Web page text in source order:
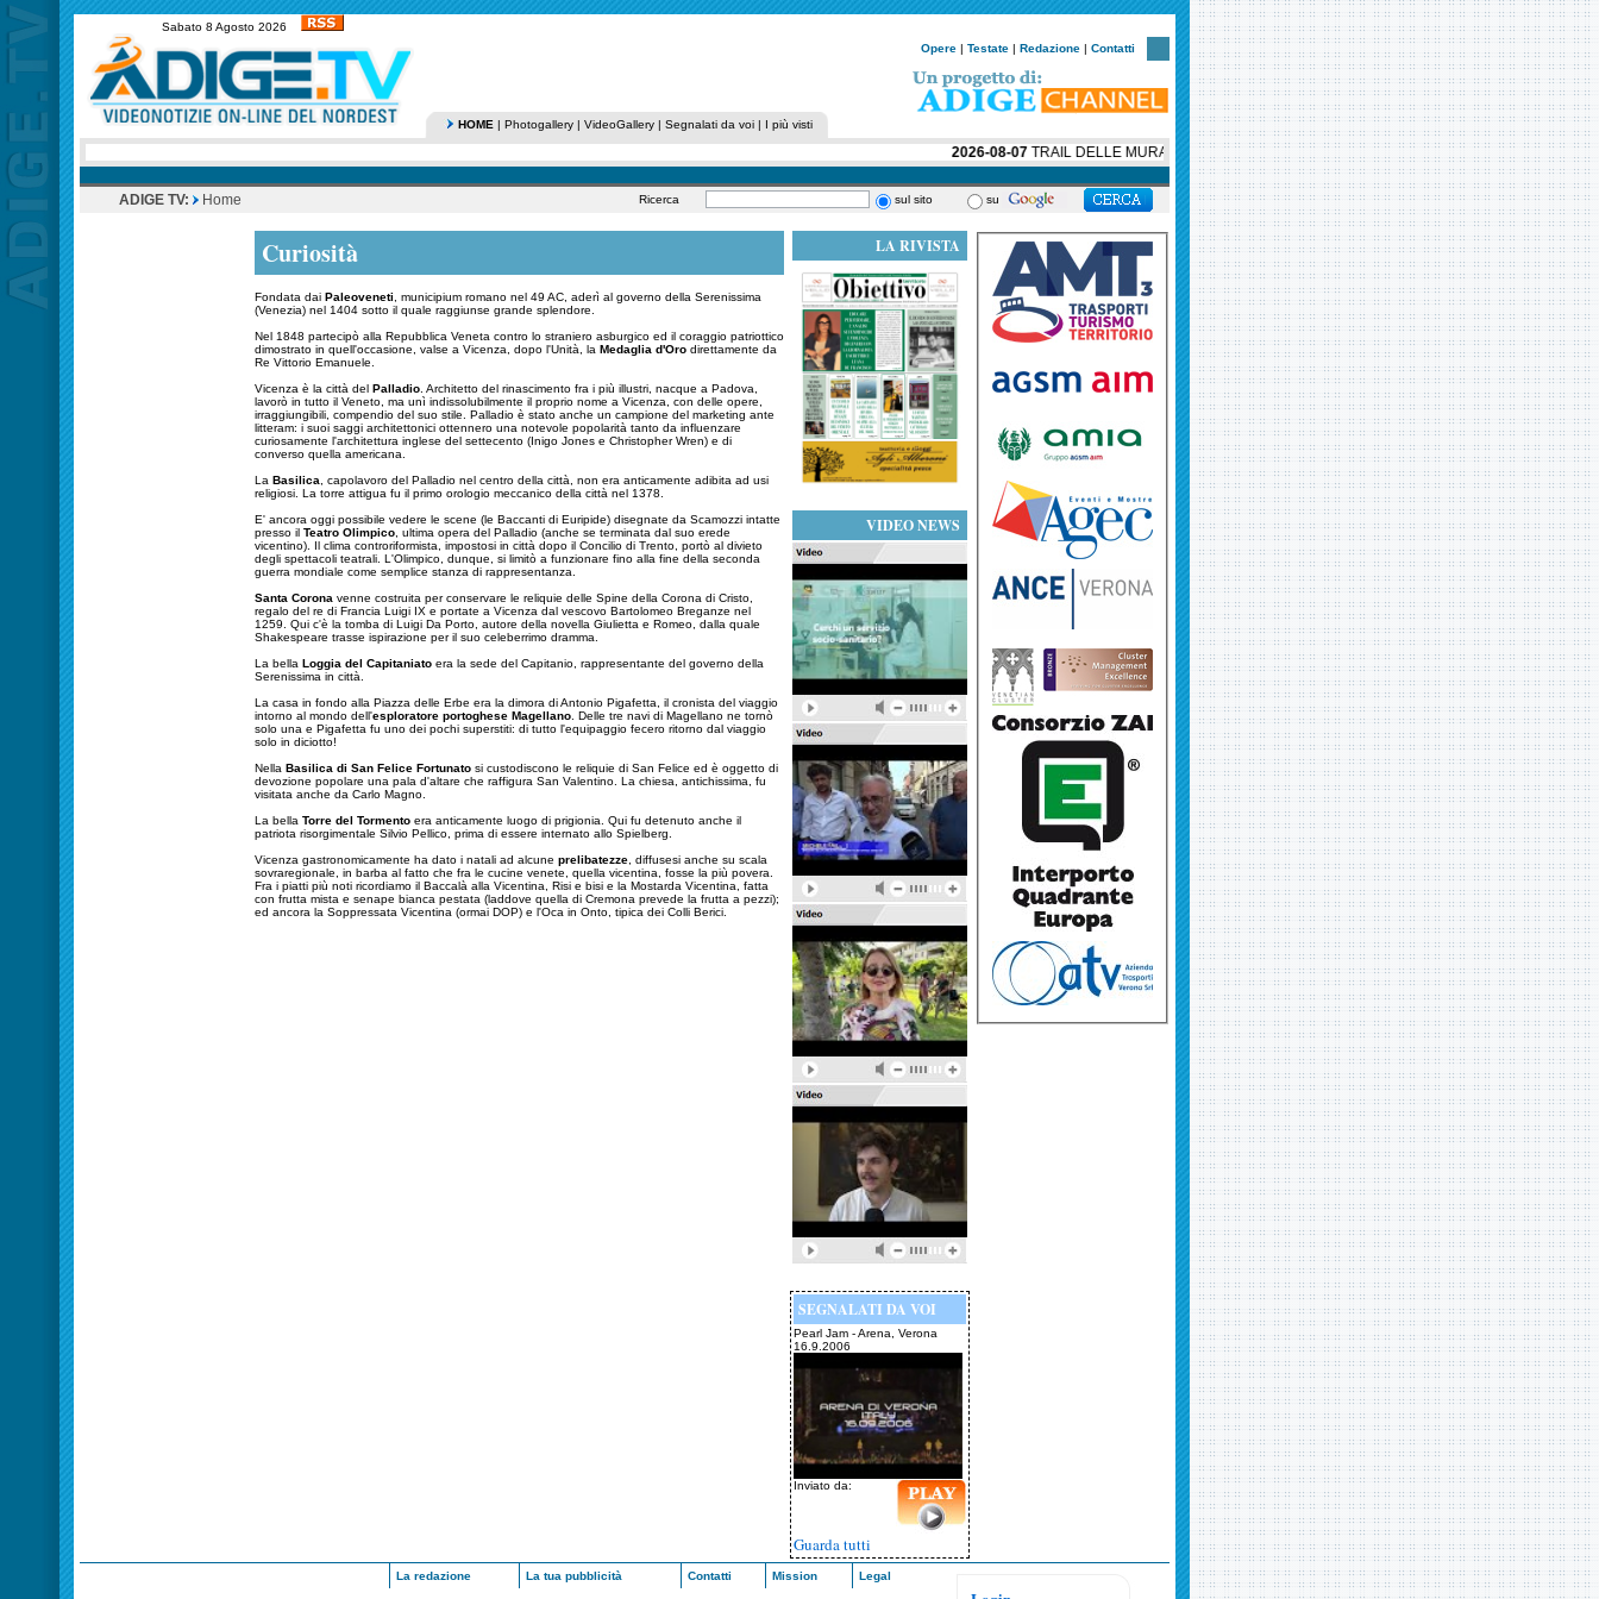
Sabato 8 Agosto 2026
Opere | Testate | Redazione | Contatti
HOME | Photogallery | VideoGallery | Segnalati da voi | I più visti
2026-08-07TRAIL DELLE MURA, LA NOTTE VERONESE CORRE CON UN NUOVO CUORE
ADIGE TV: Home Ricerca sul sito su
Curiosità
Fondata dai Paleoveneti , municipium romano nel 49 AC, aderì al governo della Serenissima
(Venezia) nel 1404 sotto il quale raggiunse grande splendore.
Nel 1848 partecipò alla Repubblica Veneta contro lo straniero asburgico ed il coraggio patriottico
dimostrato in quell'occasione, valse a Vicenza, dopo l'Unità, la Medaglia d'Oro direttamente da
Re Vittorio Emanuele.
Vicenza è la città del Palladio . Architetto del rinascimento fra i più illustri, nacque a Padova,
lavorò in tutto il Veneto, ma unì indissolubilmente il proprio nome a Vicenza, con delle opere,
irraggiungibili, compendio del suo stile. Palladio è stato anche un campione del marketing ante
litteram: i suoi saggi architettonici ottennero una notevole popolarità tanto da influenzare
curiosamente l'architettura inglese del settecento (Inigo Jones e Christopher Wren) e di
converso quella americana.
La Basilica , capolavoro del Palladio nel centro della città, non era anticamente adibita ad usi
religiosi. La torre attigua fu il primo orologio meccanico della città nel 1378.
E' ancora oggi possibile vedere le scene (le Baccanti di Euripide) disegnate da Scamozzi intatte
presso il Teatro Olimpico , ultima opera del Palladio (anche se terminata dal suo erede
vicentino). Il clima controriformista, impostosi in città dopo il Concilio di Trento, portò al divieto
degli spettacoli teatrali. L'Olimpico, dunque, si limitò a funzionare fino alla fine della seconda
guerra mondiale come semplice stanza di rappresentanza.
Santa Corona venne costruita per conservare le reliquie delle Spine della Corona di Cristo,
regalo del re di Francia Luigi IX e portate a Vicenza dal vescovo Bartolomeo Breganze nel
1259. Qui c'è la tomba di Luigi Da Porto, autore della novella Giulietta e Romeo, dalla quale
Shakespeare trasse ispirazione per il suo celeberrimo dramma.
La bella Loggia del Capitaniato era la sede del Capitanio, rappresentante del governo della
Serenissima in città.
La casa in fondo alla Piazza delle Erbe era la dimora di Antonio Pigafetta, il cronista del viaggio
intorno al mondo dell'esploratore portoghese Magellano . Delle tre navi di Magellano ne tornò
solo una e Pigafetta fu uno dei pochi superstiti: di tutto l'equipaggio fecero ritorno dal viaggio
solo in diciotto!
Nella Basilica di San Felice Fortunato si custodiscono le reliquie di San Felice ed è oggetto di
devozione popolare una pala d'altare che raffigura San Valentino. La chiesa, antichissima, fu
visitata anche da Carlo Magno.
La bella Torre del Tormento era anticamente luogo di prigionia. Qui fu detenuto anche il
patriota risorgimentale Silvio Pellico, prima di essere internato allo Spielberg.
Vicenza gastronomicamente ha dato i natali ad alcune prelibatezze , diffusesi anche su scala
sovraregionale, in barba al fatto che fra le cucine venete, quella vicentina, fosse la più povera.
Fra i piatti più noti ricordiamo il Baccalà alla Vicentina, Risi e bisi e la Mostarda Vicentina, fatta
con frutta mista e senape bianca pestata (laddove quella di Cremona prevede la frutta a pezzi);
ed ancora la Soppressata Vicentina (ormai DOP) e l'Oca in Onto, tipica dei Colli Berici.
LA RIVISTA
VIDEO NEWS
SEGNALATI DA VOI
Pearl Jam - Arena, Verona
16.9.2006
Inviato da:
Guarda tutti
La redazione La tua pubblicità Contatti Mission Legal